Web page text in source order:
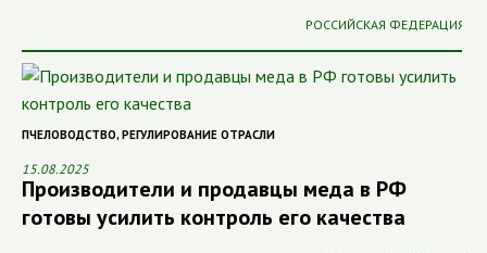
РОССИЙСКАЯ ФЕДЕРАЦИЯ
ПЧЕЛОВОДСТВО, РЕГУЛИРОВАНИЕ ОТРАСЛИ
15.08.2025
Производители и продавцы меда в РФ
готовы усилить контроль его качества